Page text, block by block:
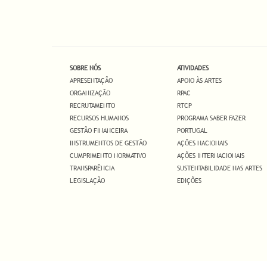
SOBRE NÓS
APRESENTAÇÃO
ORGANIZAÇÃO
RECRUTAMENTO
RECURSOS HUMANOS
GESTÃO FINANCEIRA
INSTRUMENTOS DE GESTÃO
CUMPRIMENTO NORMATIVO
TRANSPARÊNCIA
LEGISLAÇÃO
ATIVIDADES
APOIO ÀS ARTES
RPAC
RTCP
PROGRAMA SABER FAZER
PORTUGAL
AÇÕES NACIONAIS
AÇÕES INTERNACIONAIS
SUSTENTABILIDADE NAS ARTES
EDIÇÕES